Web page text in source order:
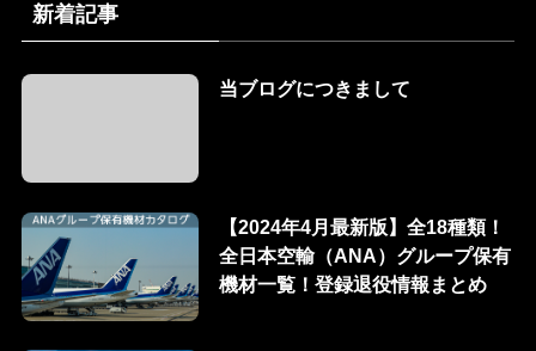
新着記事
当ブログにつきまして
【2024年4月最新版】全18種類！
全日本空輸（ANA）グループ保有
機材一覧！登録退役情報まとめ